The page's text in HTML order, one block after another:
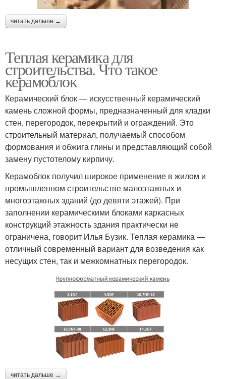
читать дальше →
Теплая керамика для
строительства. Что такое
керамоблок
Керамический блок — искусственный керамический
камень сложной формы, предназначенный для кладки
стен, перегородок, перекрытий и ограждений. Это
строительный материал, получаемый способом
формования и обжига глины и представляющий собой
замену пустотелому кирпичу.
Керамоблок получил широкое применение в жилом и
промышленном строительстве малоэтажных и
многоэтажных зданий (до девяти этажей). При
заполнении керамическими блоками каркасных
конструкций этажность здания практически не
ограничена, говорит Илья Бузик. Теплая керамика —
отличный современный вариант для возведения как
несущих стен, так и межкомнатных перегородок.
читать дальше →